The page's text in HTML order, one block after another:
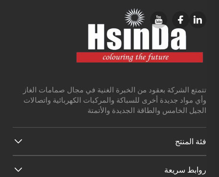
تتمتع الشركة بعقود من الخبرة الغنية في مجال صمامات الغاز
وأي مواد جديدة أخرى للسباكة والمركبات الكهربائية واتصالات
الجيل الخامس والطاقة الجديدة والأتمتة
فئة المنتج
روابط سريعة